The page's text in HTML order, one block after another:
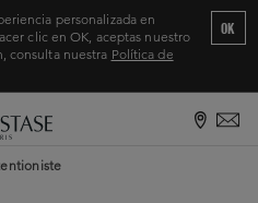
personalizada en
clic en OK, aceptas nuestro
consulta nuestra Política de
OK